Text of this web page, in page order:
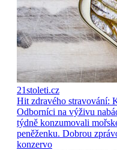
21stoleti.cz
Hit zdravého stravování:
Odborníci na výživu
týdně konzumovali
peněženku. Dobrou
konzervo